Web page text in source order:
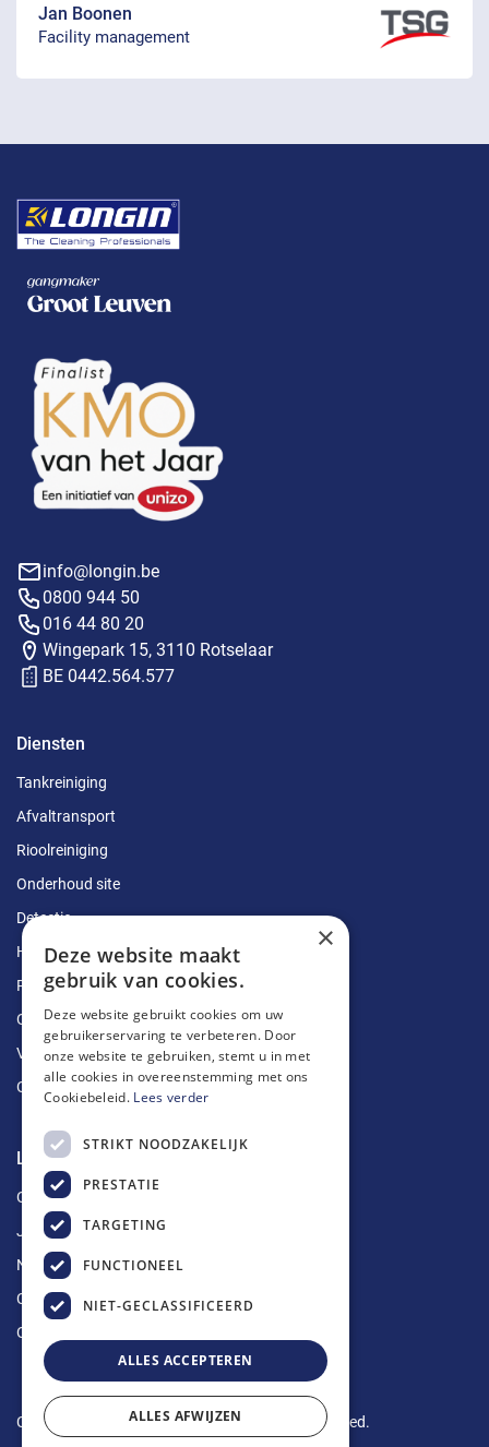
Jan Boonen
Facility management
info@longin.be
0800 944 50
016 44 80 20
Wingepark 15, 3110 Rotselaar
BE 0442.564.577
Diensten
Tankreiniging
Afvaltransport
Rioolreiniging
Onderhoud site
Detectie
Herstellingen
Ruimingen
Ontstoppingen
Vetputten
Ontkalking
Longin Service
Over ons
Jobs
Nieuws
Contact
Offerte aanvragen
Copyright © 2024 Longin Service. All rights reserved.
×
Deze website maakt
gebruik van cookies.
Deze website gebruikt cookies om uw
gebruikerservaring te verbeteren. Door
onze website te gebruiken, stemt u in met
alle cookies in overeenstemming met ons
Cookiebeleid. Lees verder
STRIKT NOODZAKELIJK
PRESTATIE
TARGETING
FUNCTIONEEL
NIET-GECLASSIFICEERD
ALLES ACCEPTEREN
ALLES AFWIJZEN